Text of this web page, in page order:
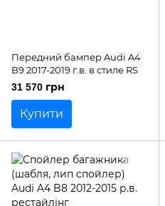
Передний бампер Audi A4
B9 2017-2019 г.в. в стиле RS
31 570 грн
Купити